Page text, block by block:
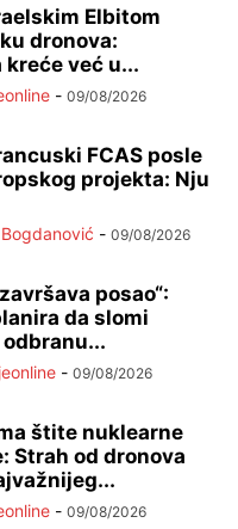
Elbitom
dronova:
već u...
- 09/08/2026
FCAS posle
projekta: Nju
- 09/08/2026
posao“:
da slomi
- 09/08/2026
štite nuklearne
Strah od dronova
- 09/08/2026